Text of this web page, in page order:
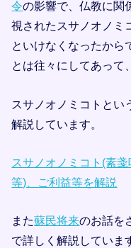
令の影響で、仏教に関
視されたスサノオノミ
といけなくなったから
とは往々にしてあって
スサノオノミコトとい
解説しています。
スサノオノミコト(素
等)、ご利益等を解説
また蘇民将来のお話を
で詳しく解説していま